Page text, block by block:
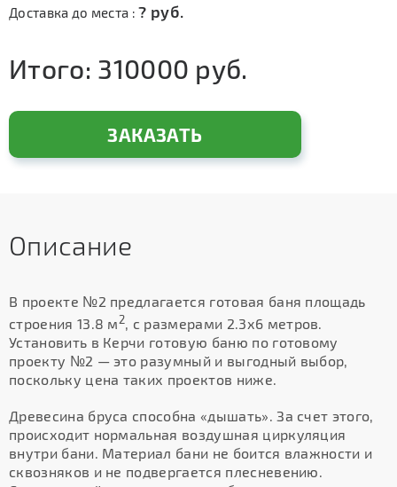
Доставка до места :? руб.
Итого: 310000 руб.
ЗАКАЗАТЬ
Описание
В проекте №2 предлагается готовая баня площадь
строения 13.8 м2, с размерами 2.3х6 метров.
Установить в Керчи готовую баню по готовому
проекту №2 — это разумный и выгодный выбор,
поскольку цена таких проектов ниже.
Древесина бруса способна «дышать». За счет этого,
происходит нормальная воздушная циркуляция
внутри бани. Материал бани не боится влажности и
сквозняков и не подвергается плесневению.